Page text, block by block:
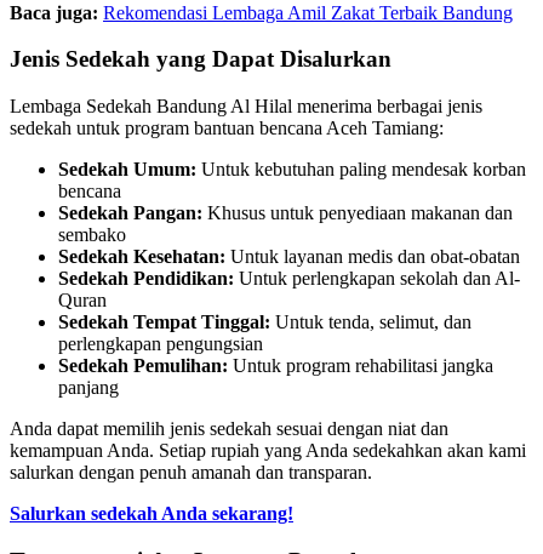
Baca juga: Rekomendasi Lembaga Amil Zakat Terbaik Bandung
Jenis Sedekah yang Dapat Disalurkan
Lembaga Sedekah Bandung Al Hilal menerima berbagai jenis
sedekah untuk program bantuan bencana Aceh Tamiang:
Sedekah Umum: Untuk kebutuhan paling mendesak korban
bencana
Sedekah Pangan: Khusus untuk penyediaan makanan dan
sembako
Sedekah Kesehatan: Untuk layanan medis dan obat-obatan
Sedekah Pendidikan: Untuk perlengkapan sekolah dan Al-
Quran
Sedekah Tempat Tinggal: Untuk tenda, selimut, dan
perlengkapan pengungsian
Sedekah Pemulihan: Untuk program rehabilitasi jangka
panjang
Anda dapat memilih jenis sedekah sesuai dengan niat dan
kemampuan Anda. Setiap rupiah yang Anda sedekahkan akan kami
salurkan dengan penuh amanah dan transparan.
Salurkan sedekah Anda sekarang!